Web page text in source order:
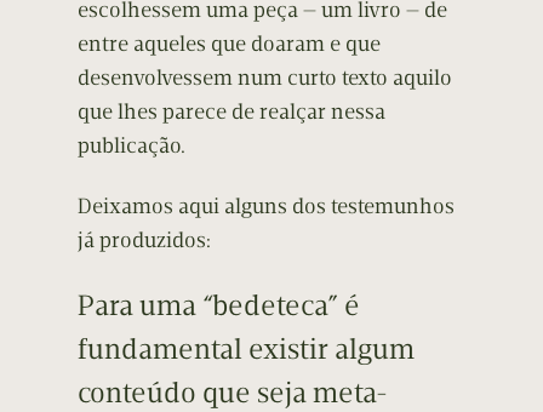
escolhessem uma peça — um livro — de
entre aqueles que doaram e que
desenvolvessem num curto texto aquilo
que lhes parece de realçar nessa
publicação.
Deixamos aqui alguns dos testemunhos
já produzidos:
Para uma “bedeteca” é
fundamental existir algum
conteúdo que seja meta-